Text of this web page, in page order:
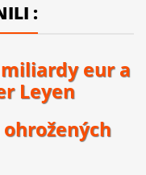
:
eur a
Leyen